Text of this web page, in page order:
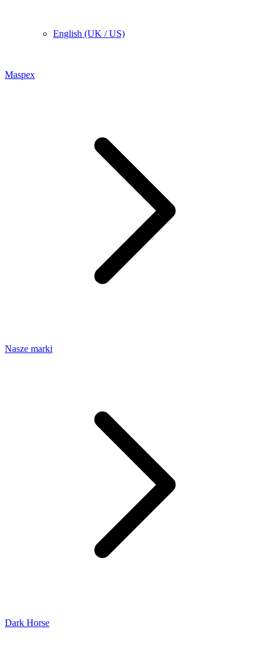
English (UK / US)
Maspex
Nasze marki
Dark Horse